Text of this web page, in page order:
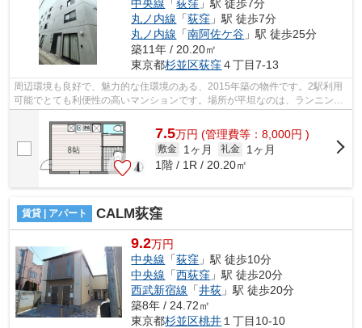
中央線 「荻窪 」駅 徒歩7分
丸ノ内線 「荻窪 」駅 徒歩7分
丸ノ内線 「南阿佐ケ谷 」駅 徒歩25分
築11年 / 20.20㎡
東京都杉並区荻窪４丁目7-13
周辺環境も良好で、魅力的な住環境のある、2015年築の物件です。2駅利用
可能でとても利便性の高いマンションです。場所が平坦なのは、ランニング
7.5万円 (管理費等：8,000円 )
敷金 1ヶ月 礼金
1ヶ月
1階 / 1R / 20.20㎡
賃貸 | アパート CALM荻窪
9.2万円
中央線 「荻窪 」駅 徒歩10分
中央線 「西荻窪 」駅 徒歩20分
西武新宿線 「井荻 」駅 徒歩20分
築8年 / 24.72㎡
東京都杉並区桃井 １丁目10-10